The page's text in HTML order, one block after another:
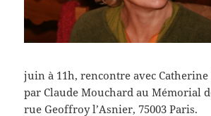
juin à 11h, rencontre avec
par Claude Mouchard au Mémorial
rue Geoffroy l’Asnier, 75003 Paris.